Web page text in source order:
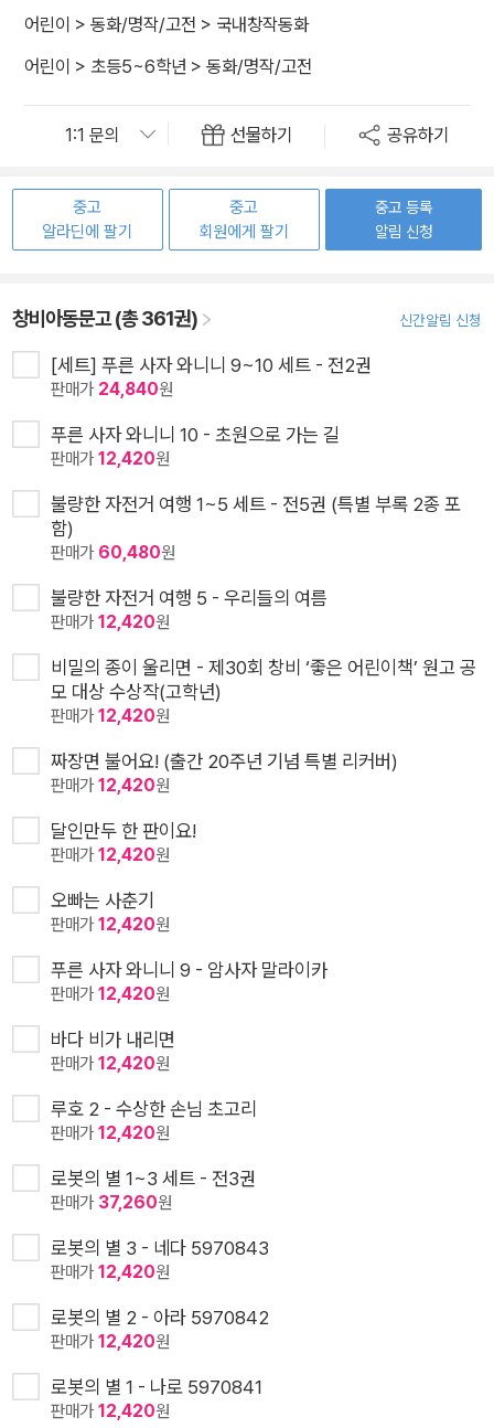
어린이 > 동화/명작/고전 > 국내창작동화
어린이 > 초등5~6학년 > 동화/명작/고전
선물하기 공유하기
중고
알라딘에 팔기
중고
회원에게 팔기
중고 등록
알림 신청
창비아동문고 (총 361권) 신간알림 신청
[세트] 푸른 사자 와니니 9~10 세트 - 전2권
판매가 24,840원
푸른 사자 와니니 10 - 초원으로 가는 길
판매가12,420원
불량한 자전거 여행 1~5 세트 - 전5권 (특별 부록 2종 포
함)
판매가 60,480원
불량한 자전거 여행 5 - 우리들의 여름
판매가12,420원
비밀의 종이 울리면 - 제30회 창비 ‘좋은 어린이책’ 원고 공
모 대상 수상작(고학년)
판매가12,420원
짜장면 불어요! (출간 20주년 기념 특별 리커버)
판매가12,420원
달인만두 한 판이요!
판매가12,420원
오빠는 사춘기
판매가12,420원
푸른 사자 와니니 9 - 암사자 말라이카
판매가12,420원
바다 비가 내리면
판매가12,420원
루호 2 - 수상한 손님 초고리
판매가12,420원
로봇의 별 1~3 세트 - 전3권
판매가 37,260원
로봇의 별 3 - 네다 5970843
판매가12,420원
로봇의 별 2 - 아라 5970842
판매가12,420원
로봇의 별 1 - 나로 5970841
판매가12,420원